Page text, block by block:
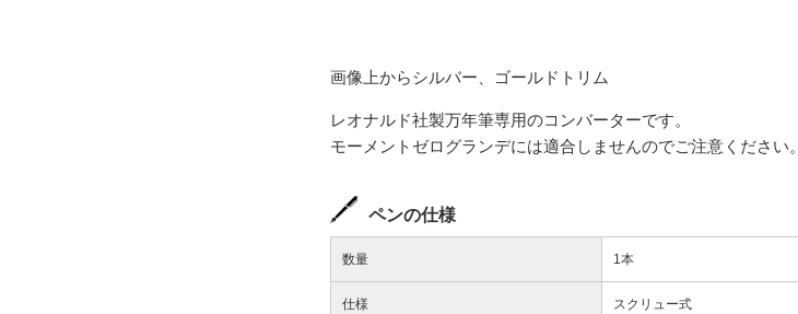
画像上からシルバー、ゴールドトリム
レオナルド社製万年筆専用のコンバーターです。
モーメントゼログランデには適合しませんのでご注意ください。
ペンの仕様
数量 1本
仕様 スクリュー式